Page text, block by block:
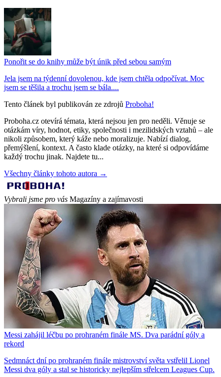
Ponořit se do knihy může být únik před sebou samým
Jela jsem na týdenní dovolenou, kde jsem chtěla odpočívat. Moc
jsem se těšila a trochu jsem se bála....
Tento článek byl publikován ze zdrojů Proboha!
Proboha.cz otevírá témata, která nejsou jen pro neděli. Věnuje se
otázkám víry, hodnot, etiky, společnosti i mezilidských vztahů – ale
nikoli způsobem, který káže nebo moralizuje. Nabízí dialog,
přemýšlení, kontext. A často klade otázky, na které si odpovídáme
každý trochu jinak. Najdete tu...
Všechny články tohoto autora →
Vybrali jsme pro vás Magazíny a zajímavosti
Messi zahájil léčbu po prohraném finále MS. Dva parádní góly a
rekord
Sedmnáct dní po prohraném finále mistrovství světa vstřelil Lionel
Messi dva góly a stal se historicky nejlepším střelcem Leagues Cup.